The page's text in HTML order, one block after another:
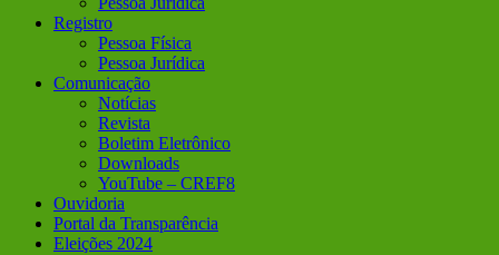
Registro
Pessoa Física
Pessoa Jurídica
Comunicação
Notícias
Revista
Boletim Eletrônico
Downloads
YouTube – CREF8
Ouvidoria
Portal da Transparência
Eleições 2024